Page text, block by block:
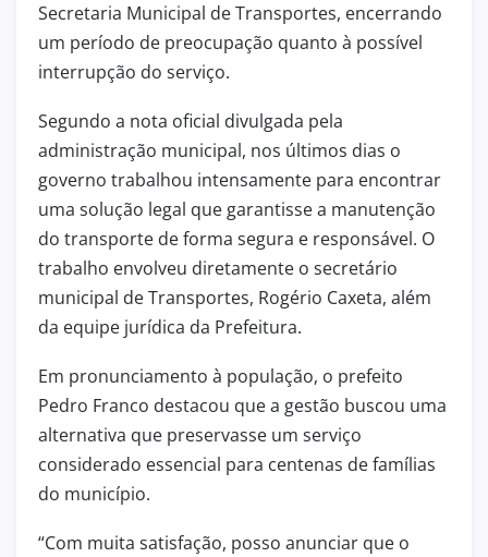
Secretaria Municipal de Transportes, encerrando
um período de preocupação quanto à possível
interrupção do serviço.
Segundo a nota oficial divulgada pela
administração municipal, nos últimos dias o
governo trabalhou intensamente para encontrar
uma solução legal que garantisse a manutenção
do transporte de forma segura e responsável. O
trabalho envolveu diretamente o secretário
municipal de Transportes, Rogério Caxeta, além
da equipe jurídica da Prefeitura.
Em pronunciamento à população, o prefeito
Pedro Franco destacou que a gestão buscou uma
alternativa que preservasse um serviço
considerado essencial para centenas de famílias
do município.
“Com muita satisfação, posso anunciar que o